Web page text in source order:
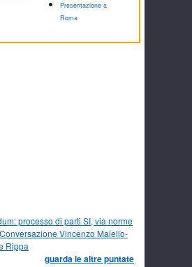
Presentazione a
Roma
processo di parti SI, via norme
Vincenzo Maiello-
Rippa
guarda le altre puntate